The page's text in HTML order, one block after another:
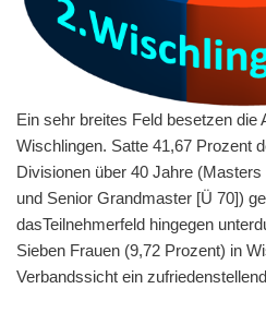
Ein sehr breites Feld besetzen die
Wischlingen. Satte 41,67 Prozent
Divisionen über 40 Jahre
und Senior Grandmaster [Ü 70])
dasTeilnehmerfeld hingegen
Sieben Frauen (9,72 Prozent) in
Verbandssicht ein